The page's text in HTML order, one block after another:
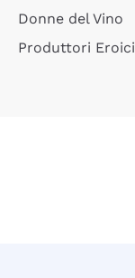
Donne del Vino
Produttori Eroici